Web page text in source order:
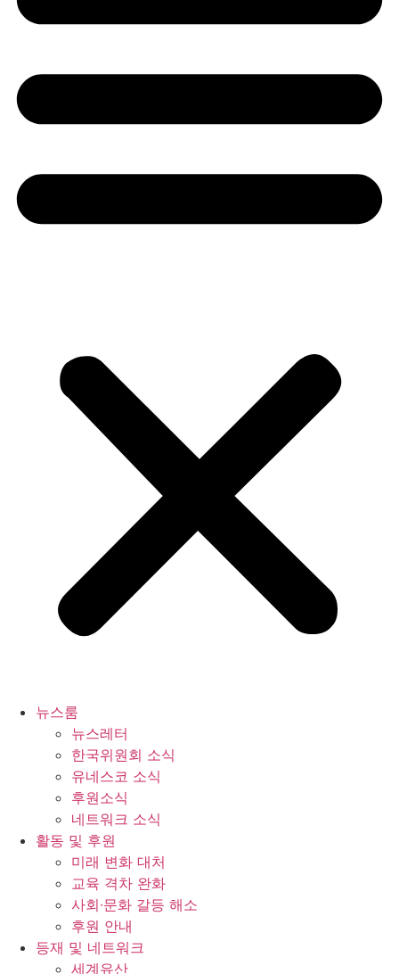
뉴스룸
뉴스레터
한국위원회 소식
유네스코 소식
후원소식
네트워크 소식
활동 및 후원
미래 변화 대처
교육 격차 완화
사회∙문화 갈등 해소
후원 안내
등재 및 네트워크
세계유산